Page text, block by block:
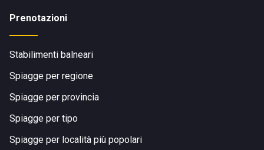
Prenotazioni
Stabilimenti balneari
Spiagge per regione
Spiagge per provincia
Spiagge per tipo
Spiagge per località più popolari